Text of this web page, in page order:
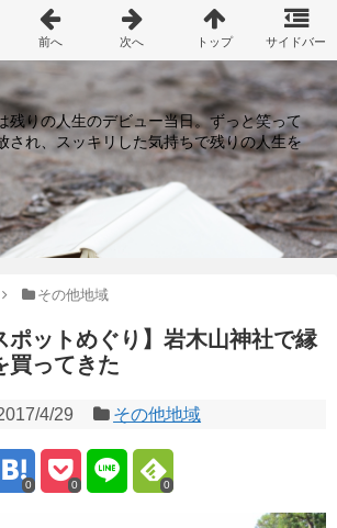
残りの人生のデビュー当日。ずっと笑って
され、スッキリした気持ちで残りの人生を
その他地域
ポットめぐり】岩木山神社で縁
買ってきた
4/29 その他地域
0 0 0